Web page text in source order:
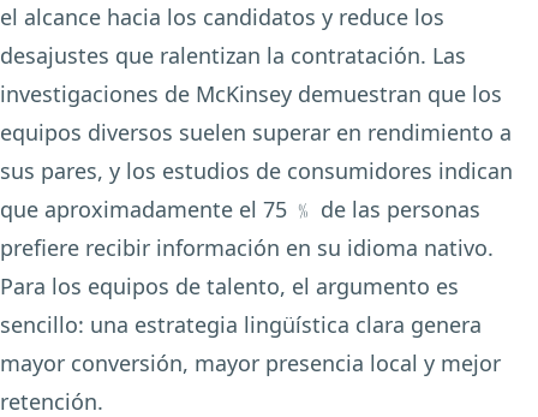
el alcance hacia los candidatos y reduce los
desajustes que ralentizan la contratación. Las
investigaciones de McKinsey demuestran que los
equipos diversos suelen superar en rendimiento a
sus pares, y los estudios de consumidores indican
que aproximadamente el 75 ﹪ de las personas
prefiere recibir información en su idioma nativo.
Para los equipos de talento, el argumento es
sencillo: una estrategia lingüística clara genera
mayor conversión, mayor presencia local y mejor
retención.